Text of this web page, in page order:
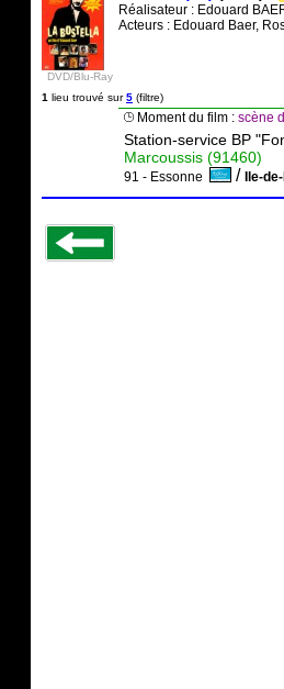
DVD/Blu-Ray
Réalisateur : Edouard
Acteurs : Edouard Baer,
1 lieu trouvé sur5 (filtre)
Moment du film : scène
Station-service BP
Marcoussis (91460)
91 - Essonne / Ile-